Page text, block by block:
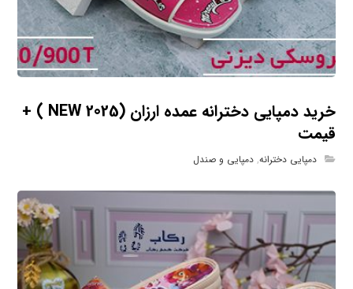
خرید دمپایی دخترانه عمده ارزان (NEW 2025 ) +
قیمت
دمپایی دخترانه,دمپایی و صندل